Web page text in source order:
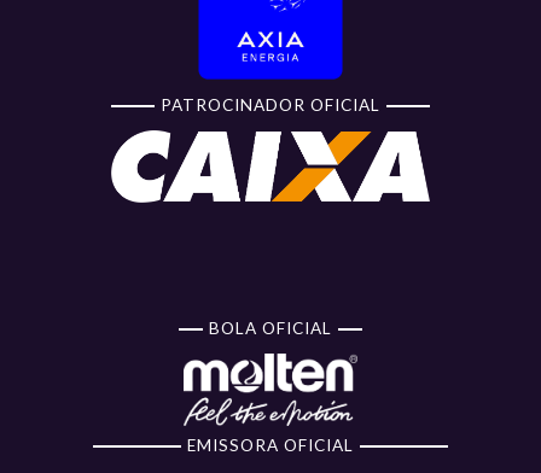
PATROCINADOR OFICIAL
BOLA OFICIAL
EMISSORA OFICIAL